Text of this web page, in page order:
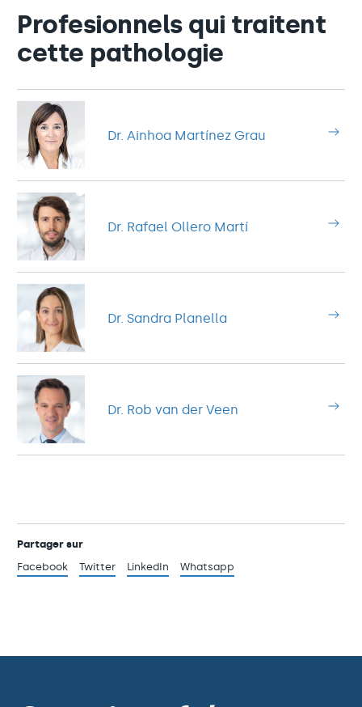
Profesionnels qui traitent
cette pathologie
Dr. Ainhoa Martínez Grau
Dr. Rafael Ollero Martí
Dr. Sandra Planella
Dr. Rob van der Veen
Partager sur
Facebook
Twitter LinkedIn Whatsapp